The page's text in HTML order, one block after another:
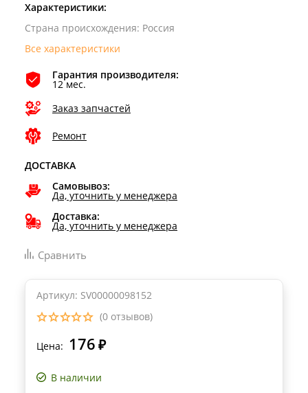
Характеристики:
Страна происхождения: Россия
Все характеристики
Гарантия производителя:
12 мес.
Заказ запчастей
Ремонт
ДОСТАВКА
Самовывоз:
Да, уточнить у менеджера
Доставка:
Да, уточнить у менеджера
Сравнить
Артикул: SV00000098152
(0 отзывов)
Цена: 176 ₽
В наличии